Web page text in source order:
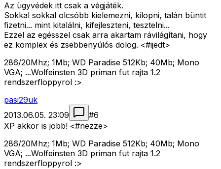
Az ügyvédek itt csak a végjáték.
Sokkal sokkal olcsóbb kielemezni, kilopni, talán büntit
fizetni... mint kitalálni, kifejleszteni, tesztelni...
Ezzel az egésszel csak arra akartam rávilágítani, hogy
ez komplex és zsebbenyúlós dolog. <#ijedt>
286/20Mhz; 1Mb; WD Paradise 512Kb; 40Mb; Mono
VGA; ...Wolfeinsten 3D priman fut rajta 1.2
rendszerfloppyrol :>
pasi29uk
2013.06.05. 23:09
#6
XP akkor is jobb! <#nezze>
286/20Mhz; 1Mb; WD Paradise 512Kb; 40Mb; Mono
VGA; ...Wolfeinsten 3D priman fut rajta 1.2
rendszerfloppyrol :>